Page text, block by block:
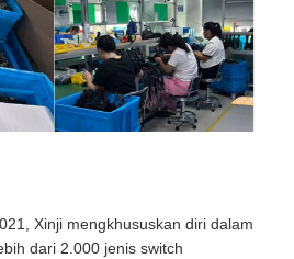
Xinji mengkhususkan diri dalam
dari 2.000 jenis switch